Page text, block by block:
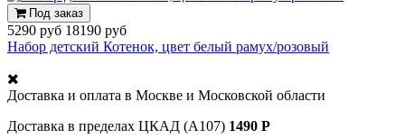
Под заказ
5290 руб 18190 руб
Набор детский Котенок, цвет белый рамух/розовый
Доставка и оплата в Москве и Московской области
Доставка в пределах ЦКАД (А107) 1490 Р